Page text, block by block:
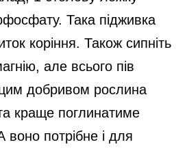
Така підживка
коріння. Також сипніть
але всього пів
добривом рослина
краще поглинатиме
воно потрібне і для